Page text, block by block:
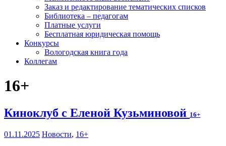
Заказ и редактирование тематических списков
Библиотека – педагогам
Платные услуги
Бесплатная юридическая помощь
Конкурсы
Вологодская книга года
Коллегам
16+
Киноклуб с Еленой Кузьминовой 16+
01.11.2025 Новости, 16+